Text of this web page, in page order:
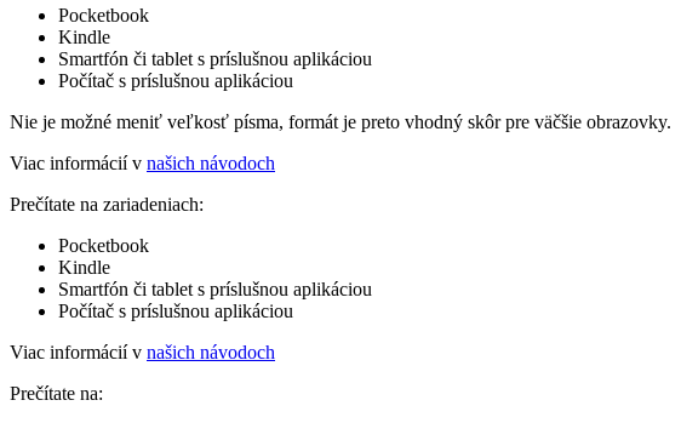
Pocketbook
Kindle
Smartfón či tablet s príslušnou aplikáciou
Počítač s príslušnou aplikáciou
Nie je možné meniť veľkosť písma, formát je preto vhodný skôr pre väčšie obrazovky.
Viac informácií v našich návodoch
Prečítate na zariadeniach:
Pocketbook
Kindle
Smartfón či tablet s príslušnou aplikáciou
Počítač s príslušnou aplikáciou
Viac informácií v našich návodoch
Prečítate na: